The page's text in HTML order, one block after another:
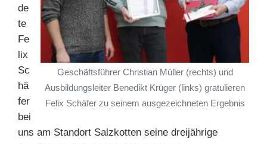
Geschäftsführer Christian Müller (rechts) und
Ausbildungsleiter Benedikt Krüger (links) gratulieren
Felix Schäfer zu seinem ausgezeichneten Ergebnis
de
te
Fe
lix
Sc
hä
fer
bei
uns am Standort Salzkotten seine dreijährige